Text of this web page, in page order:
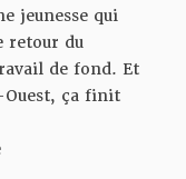
jeunesse qui
retour du
de fond. Et
Ouest, ça finit